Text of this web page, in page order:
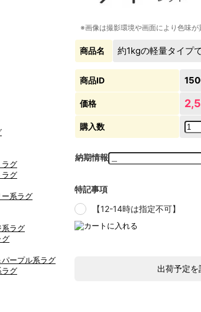
ラグ
ラグ
系ラグ
系ラグ
グ
ープル系ラグ
ラグ
※画像は撮影環境や画面により色味が
商品名 約1kgの軽量タイプ
商品ID
価格
購入数
納期情報
特記事項
【12-14時は指定不可】
出荷予定を